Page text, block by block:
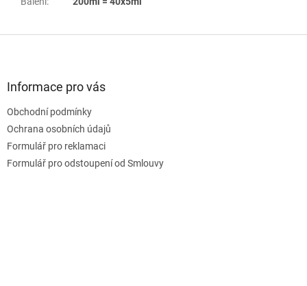
Informace pro vás
Obchodní podmínky
Ochrana osobních údajů
Formulář pro reklamaci
Formulář pro odstoupení od Smlouvy